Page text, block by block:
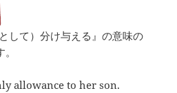
して）分け与える』の意味の
allowance to her son.